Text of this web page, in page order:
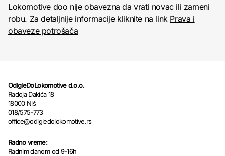
Lokomotive doo nije obavezna da vrati novac ili zameni
robu. Za detaljnije informacije kliknite na link Prava i
obaveze potrošača
OdIgleDoLokomotive d.o.o.
Radoja Dakića 18
18000 Niš
018/575-773
office@odigledolokomotive.rs
Radno vreme:
Radnim danom od 9-16h